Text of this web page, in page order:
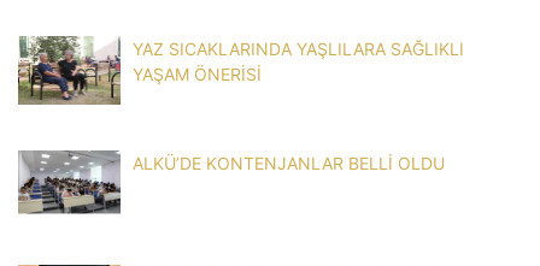
YAZ SICAKLARINDA YAŞLILARA SAĞLIKLI
YAŞAM ÖNERİSİ
ALKÜ’DE KONTENJANLAR BELLİ OLDU